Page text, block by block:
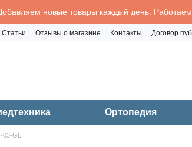
новые товары каждый день. Работаем
Статьи Отзывы о магазине Контакты
Договор
Ортопедия
GL